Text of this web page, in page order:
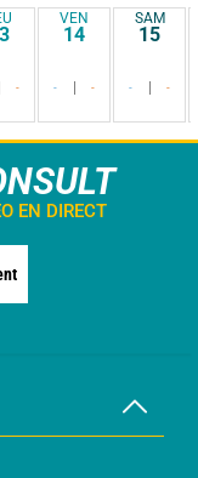
-
VEN
14
- -
SAM
15
- -
EN DIRECT